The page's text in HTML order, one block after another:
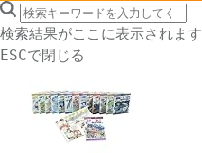
search icon
サイト内検索
検索結果がここに表示されます
ESCで閉じる